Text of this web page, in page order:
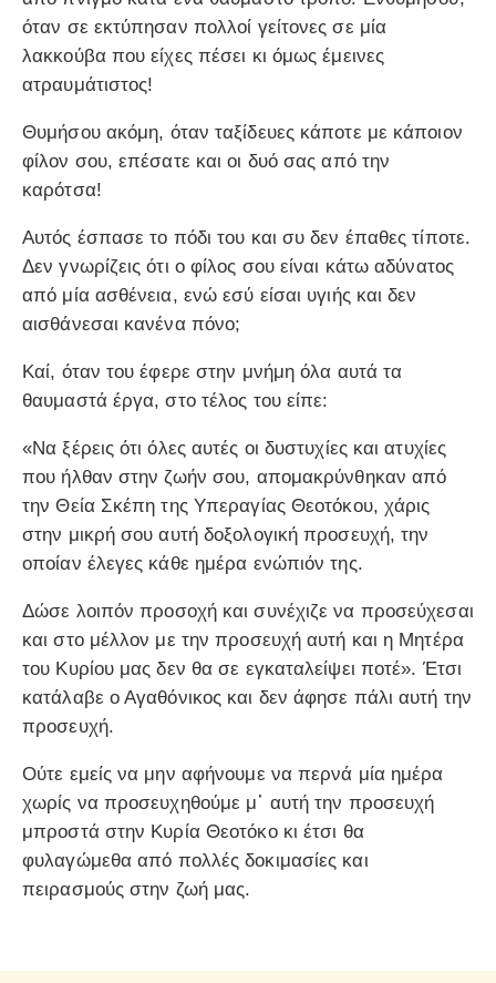
όταν σε εκτύπησαν πολλοί γείτονες σε μία
λακκούβα που είχες πέσει κι όμως έμεινες
ατραυμάτιστος!
Θυμήσου ακόμη, όταν ταξίδευες κάποτε με κάποιον
φίλον σου, επέσατε και οι δυό σας από την
καρότσα!
Αυτός έσπασε το πόδι του και συ δεν έπαθες τίποτε.
Δεν γνωρίζεις ότι ο φίλος σου είναι κάτω αδύνατος
από μία ασθένεια, ενώ εσύ είσαι υγιής και δεν
αισθάνεσαι κανένα πόνο;
Καί, όταν του έφερε στην μνήμη όλα αυτά τα
θαυμαστά έργα, στο τέλος του είπε:
«Να ξέρεις ότι όλες αυτές οι δυστυχίες και ατυχίες
που ήλθαν στην ζωήν σου, απομακρύνθηκαν από
την Θεία Σκέπη της Υπεραγίας Θεοτόκου, χάρις
στην μικρή σου αυτή δοξολογική προσευχή, την
οποίαν έλεγες κάθε ημέρα ενώπιόν της.
Δώσε λοιπόν προσοχή και συνέχιζε να προσεύχεσαι
και στο μέλλον με την προσευχή αυτή και η Μητέρα
του Κυρίου μας δεν θα σε εγκαταλείψει ποτέ». Έτσι
κατάλαβε ο Αγαθόνικος και δεν άφησε πάλι αυτή την
προσευχή.
Ούτε εμείς να μην αφήνουμε να περνά μία ημέρα
χωρίς να προσευχηθούμε μ᾽ αυτή την προσευχή
μπροστά στην Κυρία Θεοτόκο κι έτσι θα
φυλαγώμεθα από πολλές δοκιμασίες και
πειρασμούς στην ζωή μας.